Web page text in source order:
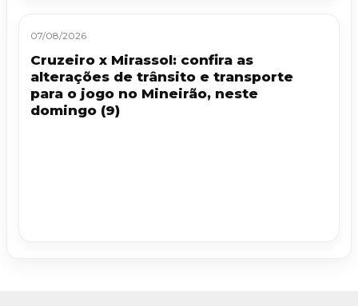
07/08/2026
Cruzeiro x Mirassol: confira as
alterações de trânsito e transporte
para o jogo no Mineirão, neste
domingo (9)